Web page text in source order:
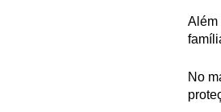
Além
No